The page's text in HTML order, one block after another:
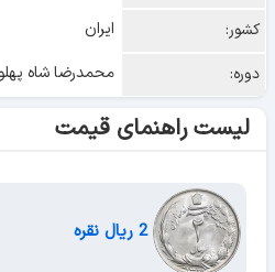
کشور:
ایران
دوره:
محمدرضا شاه
لیست راهنمای قیمت
2 ریال نقره